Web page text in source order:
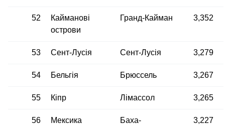
52
Кайманові
острови
Гранд-Кайман 3,352
53 Сент-Лусія Сент-Лусія 3,279
54 Бельгія Брюссель 3,267
55 Кіпр Лімассол 3,265
56 Мексика
Баха-
3,227